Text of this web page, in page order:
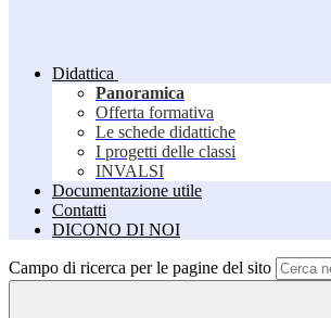
Didattica
Panoramica
Offerta formativa
Le schede didattiche
I progetti delle classi
INVALSI
Documentazione utile
Contatti
DICONO DI NOI
Campo di ricerca per le pagine del sito